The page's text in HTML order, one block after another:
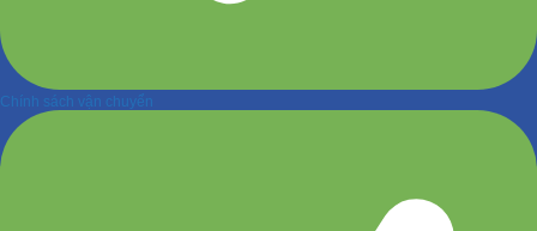
Chính sách vận chuyển